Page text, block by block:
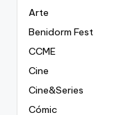
Arte
Benidorm Fest
CCME
Cine
Cine&Series
Cómic